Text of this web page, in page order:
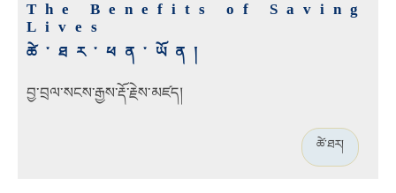
The Benefits of Saving
Lives
ཚེ་ཐར་ཕན་ཡོན།
བྱ་བྲལ་སངས་རྒྱས་རྡོ་རྗེས་མཛད།
ཚེ་ཐར།